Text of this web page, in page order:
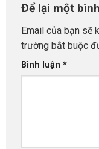
Để lại một
Email của bạn sẽ
trường bắt buộc
Bình luận *